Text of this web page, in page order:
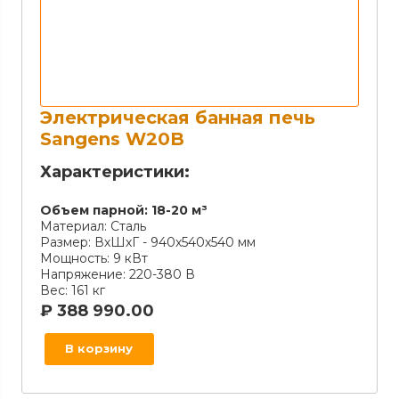
Электрическая банная печь
Sangens W20B
Характеристики:
Объем парной: 18-20 м³
Материал: Сталь
Размер: ВхШхГ - 940х540х540 мм
Мощность: 9 кВт
Напряжение: 220-380 В
Вес: 161 кг
₽ 388 990.00
В корзину